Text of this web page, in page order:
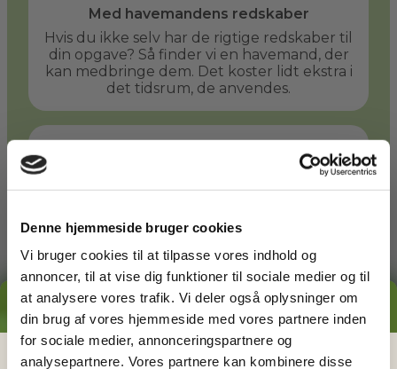
Denne hjemmeside bruger cookies
Vi bruger cookies til at tilpasse vores indhold og
annoncer, til at vise dig funktioner til sociale medier og til
at analysere vores trafik. Vi deler også oplysninger om
din brug af vores hjemmeside med vores partnere inden
for sociale medier, annonceringspartnere og
analysepartnere. Vores partnere kan kombinere disse
Med havemandens redskaber
Hvis du ikke selv har de rigtige redskaber til
din opgave? Så finder vi en havemand, der
kan medbringe dem. Det koster lidt ekstra i
det tidsrum, de anvendes.
Med havemandens store redskaber
græsplæne kan f.eks. slås hurtigere med en
havetraktor. Du og din havemand kan
aftale at bruge denne takst, når det giver
mening.
Læs mere
GRATIS PRISESTIMAT
Hvad koster detegentligat få